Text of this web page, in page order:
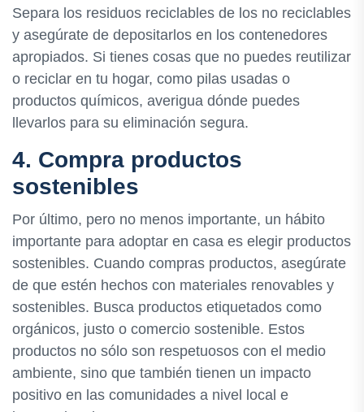
Separa los residuos reciclables de los no reciclables
y asegúrate de depositarlos en los contenedores
apropiados. Si tienes cosas que no puedes reutilizar
o reciclar en tu hogar, como pilas usadas o
productos químicos, averigua dónde puedes
llevarlos para su eliminación segura.
4. Compra productos
sostenibles
Por último, pero no menos importante, un hábito
importante para adoptar en casa es elegir productos
sostenibles. Cuando compras productos, asegúrate
de que estén hechos con materiales renovables y
sostenibles. Busca productos etiquetados como
orgánicos, justo o comercio sostenible. Estos
productos no sólo son respetuosos con el medio
ambiente, sino que también tienen un impacto
positivo en las comunidades a nivel local e